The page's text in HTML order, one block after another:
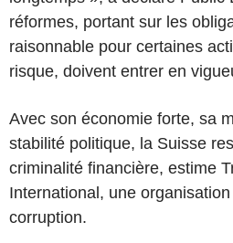
réformes, portant sur les
raisonnable pour certaines
risque, doivent entrer en
Avec son économie forte, sa
stabilité politique, la Suisse
criminalité financière, estime
International, une
corruption.